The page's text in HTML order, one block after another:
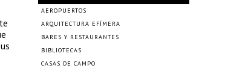
AEROPUERTOS
ARQUITECTURA EFÍMERA
BARES Y RESTAURANTES
BIBLIOTECAS
CASAS DE CAMPO